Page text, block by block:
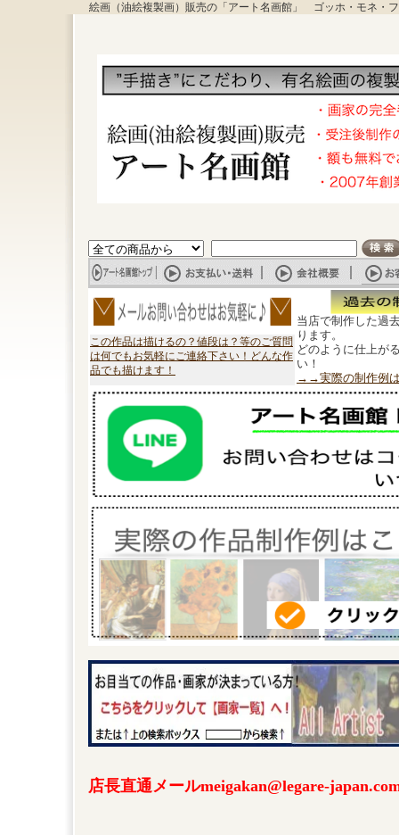
絵画（油絵複製画）販売の「アート名画館」 ゴッホ・モネ・
この作品は描けるの？値段は？等のご質問
は何でもお気軽にご連絡下さい！どんな作
品でも描けます！
当店で制作した過
ります。
どのように仕上が
い！
→→実際の制作例
店長直通メールmeigakan@legare-